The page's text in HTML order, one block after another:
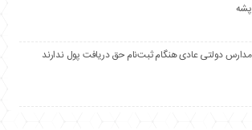
پشه
مدارس دولتی عادی هنگام ثبت‌نام حق دریافت پول ندارند